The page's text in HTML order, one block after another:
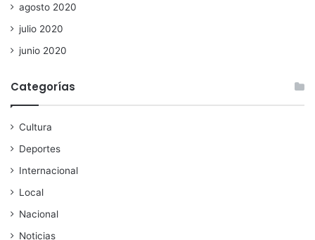
agosto 2020
julio 2020
junio 2020
Categorías
Cultura
Deportes
Internacional
Local
Nacional
Noticias